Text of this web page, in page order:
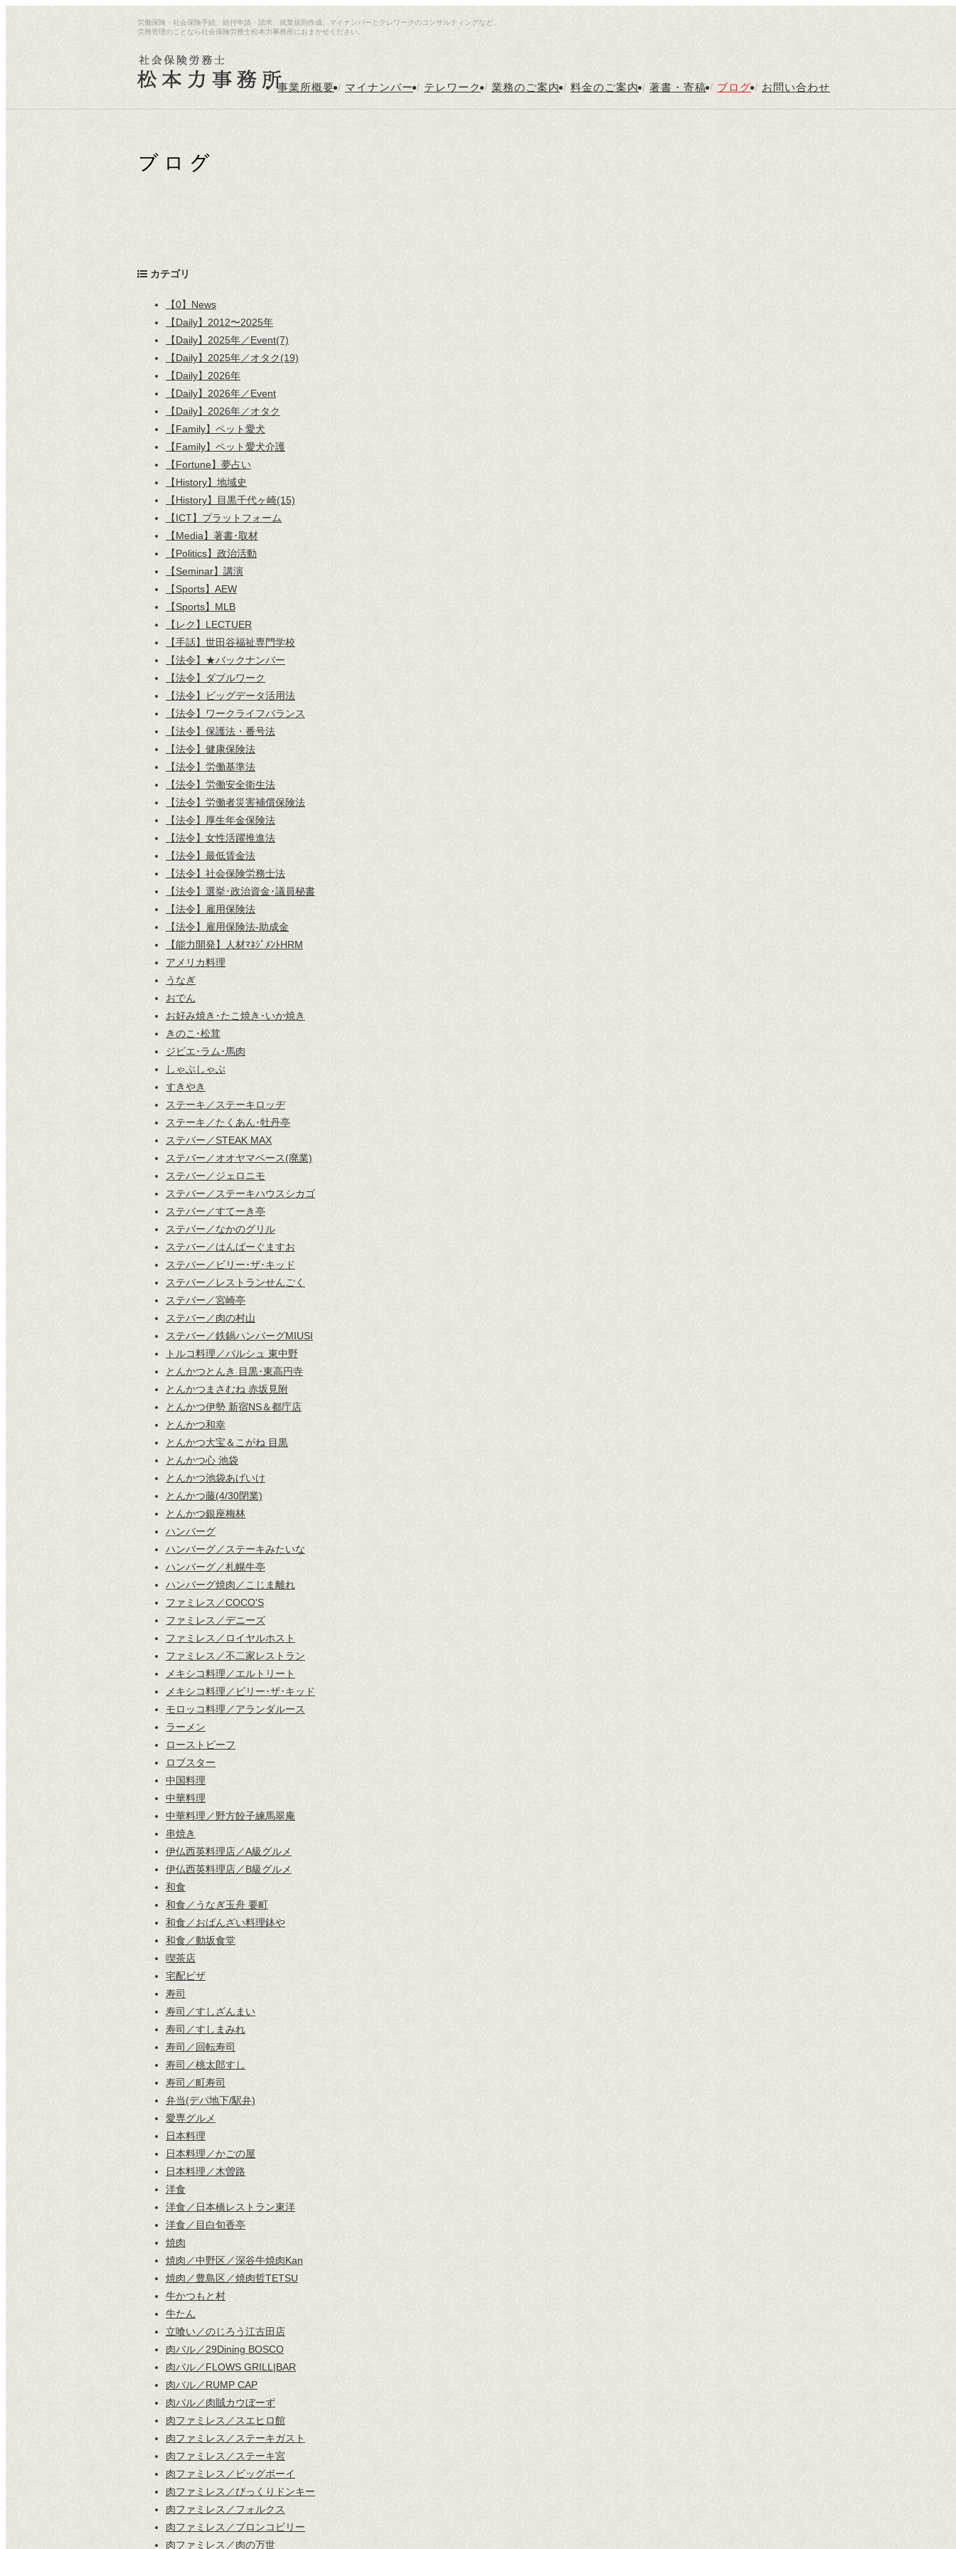
労働保険・社会保険手続、給付申請・請求、就業規則作成、マイナンバーとテレワークのコンサルティングなど、
労務管理のことなら社会保険労務士松本力事務所におまかせください。
事業所概要 / マイナンバー / テレワーク / 業務のご案内 / 料金のご案内 / 著書・寄稿 / ブログ / お問い合わせ
カテゴリ
【0】News
【Daily】2012〜2025年
【Daily】2025年／Event(7)
【Daily】2025年／オタク(19)
【Daily】2026年
【Daily】2026年／Event
【Daily】2026年／オタク
【Family】ペット愛犬
【Family】ペット愛犬介護
【Fortune】夢占い
【History】地域史
【History】目黒千代ヶ崎(15)
【ICT】プラットフォーム
【Media】著書･取材
【Politics】政治活動
【Seminar】講演
【Sports】AEW
【Sports】MLB
【レク】LECTUER
【手話】世田谷福祉専門学校
【法令】★バックナンバー
【法令】ダブルワーク
【法令】ビッグデータ活用法
【法令】ワークライフバランス
【法令】保護法・番号法
【法令】健康保険法
【法令】労働基準法
【法令】労働安全衛生法
【法令】労働者災害補償保険法
【法令】厚生年金保険法
【法令】女性活躍推進法
【法令】最低賃金法
【法令】社会保険労務士法
【法令】選挙･政治資金･議員秘書
【法令】雇用保険法
【法令】雇用保険法-助成金
【能力開発】人材ﾏﾈｼﾞﾒﾝﾄHRM
アメリカ料理
うなぎ
おでん
お好み焼き･たこ焼き･いか焼き
きのこ･松茸
ジビエ･ラム･馬肉
しゃぶしゃぶ
すきやき
ステーキ／ステーキロッヂ
ステーキ／たくあん･牡丹亭
ステバー／STEAK MAX
ステバー／オオヤマベース(廃業)
ステバー／ジェロニモ
ステバー／ステーキハウスシカゴ
ステバー／すてーき亭
ステバー／なかのグリル
ステバー／はんばーぐますお
ステバー／ビリー･ザ･キッド
ステバー／レストランせんごく
ステバー／宮崎亭
ステバー／肉の村山
ステバー／鉄鍋ハンバーグMIUSI
トルコ料理／バルシュ 東中野
とんかつとんき 目黒･東高円寺
とんかつまさむね 赤坂見附
とんかつ伊勢 新宿NS＆都庁店
とんかつ和幸
とんかつ大宝＆こがね 目黒
とんかつ心 池袋
とんかつ池袋あげいけ
とんかつ藤(4/30閉業)
とんかつ銀座梅林
ハンバーグ
ハンバーグ／ステーキみたいな
ハンバーグ／札幌牛亭
ハンバーグ焼肉／こじま離れ
ファミレス／COCO'S
ファミレス／デニーズ
ファミレス／ロイヤルホスト
ファミレス／不二家レストラン
メキシコ料理／エルトリート
メキシコ料理／ビリー･ザ･キッド
モロッコ料理／アランダルース
ラーメン
ローストビーフ
ロブスター
中国料理
中華料理
中華料理／野方餃子練馬翠庵
串焼き
伊仏西英料理店／A級グルメ
伊仏西英料理店／B級グルメ
和食
和食／うなぎ玉舟 要町
和食／おばんざい料理鉢や
和食／動坂食堂
喫茶店
宅配ピザ
寿司
寿司／すしざんまい
寿司／すしまみれ
寿司／回転寿司
寿司／桃太郎すし
寿司／町寿司
弁当(デパ地下/駅弁)
愛専グルメ
日本料理
日本料理／かごの屋
日本料理／木曽路
洋食
洋食／日本橋レストラン東洋
洋食／目白旬香亭
焼肉
焼肉／中野区／深谷牛焼肉Kan
焼肉／豊島区／焼肉哲TETSU
牛かつもと村
牛たん
立喰い／のじろう江古田店
肉バル／29Dining BOSCO
肉バル／FLOWS GRILL|BAR
肉バル／RUMP CAP
肉バル／肉賊カウぼーず
肉ファミレス／スエヒロ館
肉ファミレス／ステーキガスト
肉ファミレス／ステーキ宮
肉ファミレス／ビッグボーイ
肉ファミレス／びっくりドンキー
肉ファミレス／フォルクス
肉ファミレス／ブロンコビリー
肉ファミレス／肉の万世